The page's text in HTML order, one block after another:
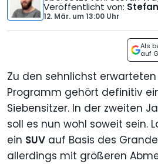
Veröffentlicht von:
12. Mär. um13:00 Uhr
Als
auf
Zu den sehnlichst
Programm gehört definitiv
Siebensitzer. In der zweiten
soll es nun wohl soweit sein.
ein SUV auf Basis des
allerdings mit größeren